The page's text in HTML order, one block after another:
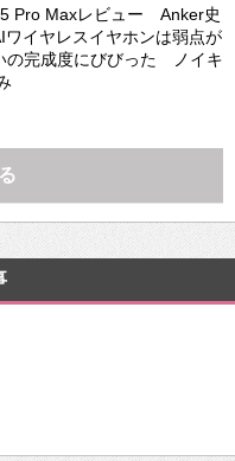
Pro Maxレビュー Anker史
イヤレスイヤホンは弱点が
の完成度にびびった ノイキ